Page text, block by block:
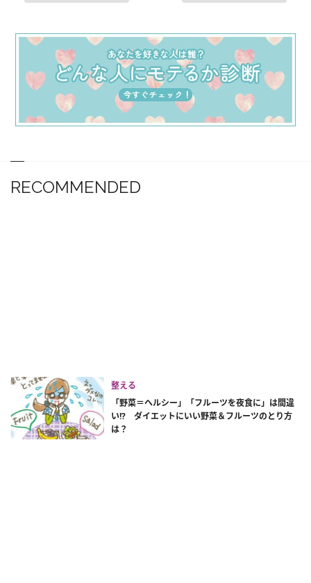
RECOMMENDED
整える
「野菜＝ヘルシー」「フルーツを夜食に」は間違
い!? ダイエットにいい野菜＆フルーツのとり方
は？